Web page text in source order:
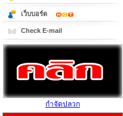
เว็บบอร์ด
Check E-mail
กำจัดปลวก